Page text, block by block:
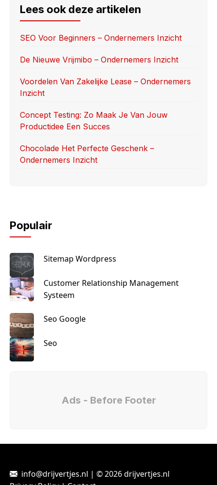
e
b
o
o
o
d
o
n
e
Lees ook deze artikelen
SEO Voor Beginners – Ondernemers Inzicht
De Nieuwe Vrijmibo – Ondernemers Inzicht
Voordelen Van Zakelijke Lease – Ondernemers
Inzicht
Concept Testing: Zo Maak Je Van Jouw
Productidee Een Succes
Chocolade Het Perfecte Geschenk –
Ondernemers Inzicht
Populair
Sitemap Wordpress
Customer Relationship Management
Systeem
Seo Google
Seo
Ads - Before Footer
info@drijvertjes.nl | © 2026 drijvertjes.nl